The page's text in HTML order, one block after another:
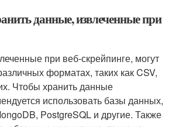
данные, извлеченные при
при веб-скрейпинге, могут
форматах, таких как CSV,
Чтобы хранить данные
использовать базы данных,
PostgreSQL и другие. Также